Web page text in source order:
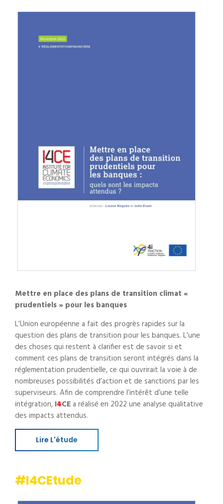
Mettre en place des plans de transition climat «
prudentiels » pour les banques
L’Union européenne a fait des progrès rapides sur la
question des plans de transition pour les banques. L’une
des choses qui restent à clarifier est de savoir si et
comment ces plans de transition seront intégrés dans la
réglementation prudentielle, ce qui ouvrirait la voie à de
nombreuses possibilités d’action et de sanctions par les
superviseurs. Afin de comprendre l’intérêt d’une telle
intégration, I4CEa réalisé en 2022 une analyse qualitative
des impacts attendus.
Lire L'étude
#I4CEtude